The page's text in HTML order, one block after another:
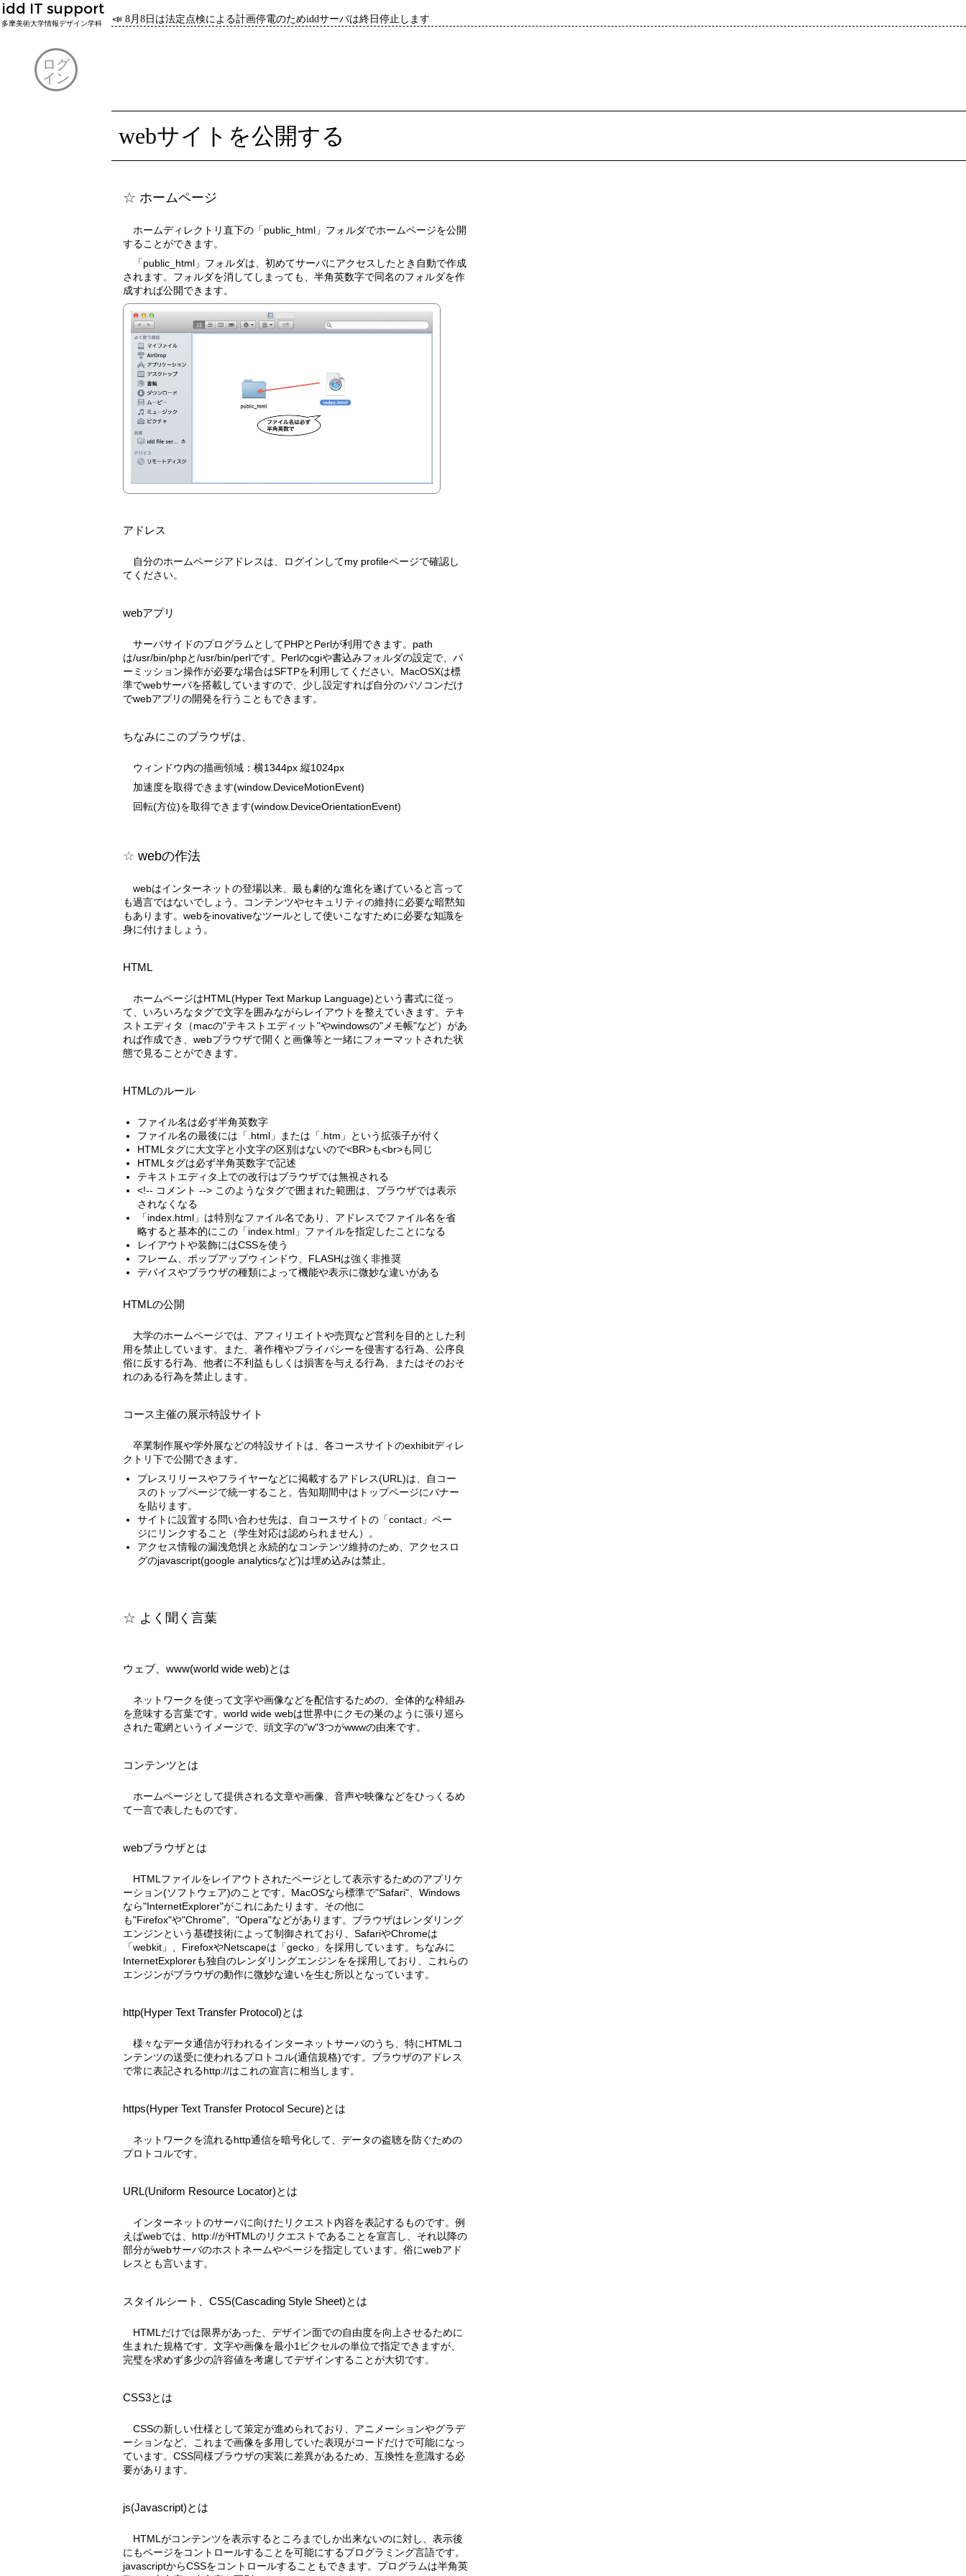
idd IT support
多摩美術大学情報デザイン学科
ログ
イン
📣 8月8日は法定点検による計画停電のためiddサーバは終日停止します
webサイトを公開する
ホームページ
ホームディレクトリ直下の「public_html」フォルダでホームページを公開
することができます。
「public_html」フォルダは、初めてサーバにアクセスしたとき自動で作成
されます。フォルダを消してしまっても、半角英数字で同名のフォルダを作
成すれば公開できます。
アドレス
自分のホームページアドレスは、ログインしてmy profileページで確認し
てください。
webアプリ
サーバサイドのプログラムとしてPHPとPerlが利用できます。path
は/usr/bin/phpと/usr/bin/perlです。Perlのcgiや書込みフォルダの設定で、パ
ーミッション操作が必要な場合はSFTPを利用してください。MacOSXは標
準でwebサーバを搭載していますので、少し設定すれば自分のパソコンだけ
でwebアプリの開発を行うこともできます。
ちなみにこのブラウザは、
ウィンドウ内の描画領域：横1344px 縦1024px
加速度を取得できます(window.DeviceMotionEvent)
回転(方位)を取得できます(window.DeviceOrientationEvent)
webの作法
webはインターネットの登場以来、最も劇的な進化を遂げていると言って
も過言ではないでしょう。コンテンツやセキュリティの維持に必要な暗黙知
もあります。webをinovativeなツールとして使いこなすために必要な知識を
身に付けましょう。
HTML
ホームページはHTML(Hyper Text Markup Language)という書式に従っ
て、いろいろなタグで文字を囲みながらレイアウトを整えていきます。テキ
ストエディタ（macの"テキストエディット"やwindowsの"メモ帳"など）があ
れば作成でき、webブラウザで開くと画像等と一緒にフォーマットされた状
態で見ることができます。
HTMLのルール
ファイル名は必ず半角英数字
ファイル名の最後には「.html」または「.htm」という拡張子が付く
HTMLタグに大文字と小文字の区別はないので<BR>も<br>も同じ
HTMLタグは必ず半角英数字で記述
テキストエディタ上での改行はブラウザでは無視される
<!-- コメント --> このようなタグで囲まれた範囲は、ブラウザでは表示
されなくなる
「index.html」は特別なファイル名であり、アドレスでファイル名を省
略すると基本的にこの「index.html」ファイルを指定したことになる
レイアウトや装飾にはCSSを使う
フレーム、ポップアップウィンドウ、FLASHは強く非推奨
デバイスやブラウザの種類によって機能や表示に微妙な違いがある
HTMLの公開
大学のホームページでは、アフィリエイトや売買など営利を目的とした利
用を禁止しています。また、著作権やプライバシーを侵害する行為、公序良
俗に反する行為、他者に不利益もしくは損害を与える行為、またはそのおそ
れのある行為を禁止します。
コース主催の展示特設サイト
卒業制作展や学外展などの特設サイトは、各コースサイトのexhibitディレ
クトリ下で公開できます。
プレスリリースやフライヤーなどに掲載するアドレス(URL)は、自コー
スのトップページで統一すること。告知期間中はトップページにバナー
を貼ります。
サイトに設置する問い合わせ先は、自コースサイトの「contact」ペー
ジにリンクすること（学生対応は認められません）。
アクセス情報の漏洩危惧と永続的なコンテンツ維持のため、アクセスロ
グのjavascript(google analyticsなど)は埋め込みは禁止。
よく聞く言葉
ウェブ、www(world wide web)とは
ネットワークを使って文字や画像などを配信するための、全体的な枠組み
を意味する言葉です。world wide webは世界中にクモの巣のように張り巡ら
された電網というイメージで、頭文字の"w"3つがwwwの由来です。
コンテンツとは
ホームページとして提供される文章や画像、音声や映像などをひっくるめ
て一言で表したものです。
webブラウザとは
HTMLファイルをレイアウトされたページとして表示するためのアプリケ
ーション(ソフトウェア)のことです。MacOSなら標準で"Safari"、Windows
なら"InternetExplorer"がこれにあたります。その他に
も"Firefox"や"Chrome"、"Opera"などがあります。ブラウザはレンダリング
エンジンという基礎技術によって制御されており、SafariやChromeは
「webkit」、FirefoxやNetscapeは「gecko」を採用しています。ちなみに
InternetExplorerも独自のレンダリングエンジンをを採用しており、これらの
エンジンがブラウザの動作に微妙な違いを生む所以となっています。
http(Hyper Text Transfer Protocol)とは
様々なデータ通信が行われるインターネットサーバのうち、特にHTMLコ
ンテンツの送受に使われるプロトコル(通信規格)です。ブラウザのアドレス
で常に表記されるhttp://はこれの宣言に相当します。
https(Hyper Text Transfer Protocol Secure)とは
ネットワークを流れるhttp通信を暗号化して、データの盗聴を防ぐための
プロトコルです。
URL(Uniform Resource Locator)とは
インターネットのサーバに向けたリクエスト内容を表記するものです。例
えばwebでは、http://がHTMLのリクエストであることを宣言し、それ以降の
部分がwebサーバのホストネームやページを指定しています。俗にwebアド
レスとも言います。
スタイルシート、CSS(Cascading Style Sheet)とは
HTMLだけでは限界があった、デザイン面での自由度を向上させるために
生まれた規格です。文字や画像を最小1ピクセルの単位で指定できますが、
完璧を求めず多少の許容値を考慮してデザインすることが大切です。
CSS3とは
CSSの新しい仕様として策定が進められており、アニメーションやグラデ
ーションなど、これまで画像を多用していた表現がコードだけで可能になっ
ています。CSS同様ブラウザの実装に差異があるため、互換性を意識する必
要があります。
js(Javascript)とは
HTMLがコンテンツを表示するところまでしか出来ないのに対し、表示後
にもページをコントロールすることを可能にするプログラミング言語です。
javascriptからCSSをコントロールすることもできます。プログラムは半角英